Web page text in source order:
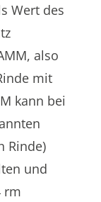
Wert des
also
mit
kann bei
Rinde)
und
rm